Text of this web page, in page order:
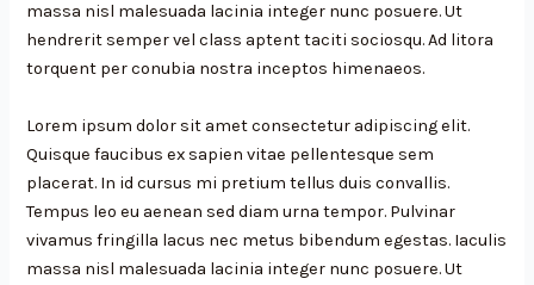
massa nisl malesuada lacinia integer nunc posuere. Ut
hendrerit semper vel class aptent taciti sociosqu. Ad litora
torquent per conubia nostra inceptos himenaeos.
Lorem ipsum dolor sit amet consectetur adipiscing elit.
Quisque faucibus ex sapien vitae pellentesque sem
placerat. In id cursus mi pretium tellus duis convallis.
Tempus leo eu aenean sed diam urna tempor. Pulvinar
vivamus fringilla lacus nec metus bibendum egestas. Iaculis
massa nisl malesuada lacinia integer nunc posuere. Ut